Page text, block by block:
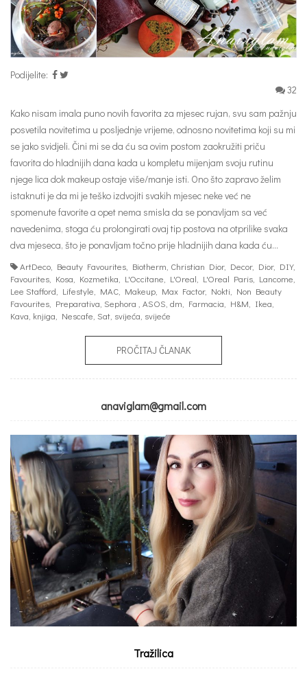
Podijelite:
32
Kako nisam imala puno novih favorita za mjesec rujan, svu sam pažnju
posvetila novitetima u posljednje vrijeme, odnosno novitetima koji su mi
se jako svidjeli. Čini mi se da ću sa ovim postom zaokružiti priču
favorita do hladnijih dana kada u kompletu mijenjam svoju rutinu
njege lica dok makeup ostaje više/manje isti. Ono što zapravo želim
istaknuti je da mi je teško izdvojiti svakih mjesec neke već ne
spomenute favorite a opet nema smisla da se ponavljam sa već
navedenima, stoga ću prolongirati ovaj tip postova na otprilike svaka
dva mjeseca, što je ponavljam točno prije hladnijih dana kada ću…
ArtDeco Beauty Favourites Biotherm Christian Dior, Decor, Dior, DIY,
Favourites Kosa Kozmetika L'Occitane L'Oreal L'Oreal Paris Lancome
Lee Stafford
Lifestyle MAC Makeup Max Factor, Nokti Non Beauty
Favourites Preparativa Sephora ASOS dm Farmacia H&M Ikea
Kava knjiga Nescafe Sat svijeća svijeće
PROČITAJ ČLANAK
anaviglam@gmail.com
Tražilica